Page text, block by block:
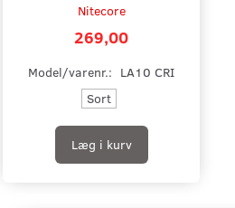
Nitecore
269,00
Model/varenr.: LA10 CRI
Sort
Læg i kurv